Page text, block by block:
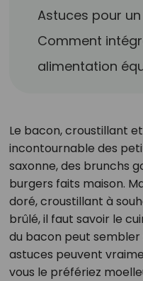
Astuces pour
Comment
alimentation
Le bacon, croustillant
incontournable des
saxonne, des brunchs
burgers faits maison.
doré, croustillant à
brûlé, il faut savoir le
du bacon peut sembler
astuces peuvent
vous le préfériez